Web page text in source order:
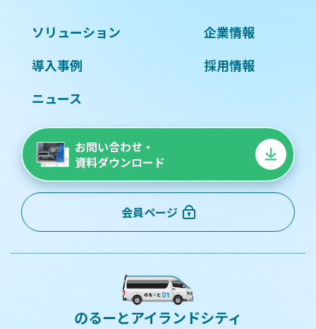
ソリューション
導入事例
ニュース
企業情報
採用情報
お問い合わせ・
資料ダウンロード
会員ページ
のるーとアイランドシティ